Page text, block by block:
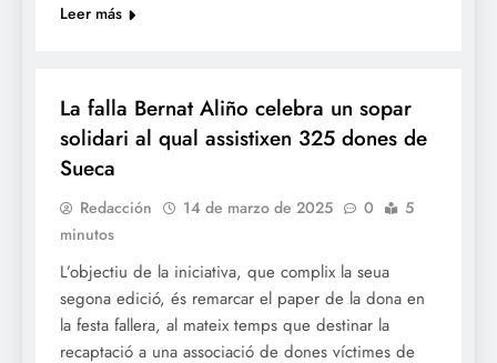
Leer más
La falla Bernat Aliño celebra un sopar
solidari al qual assistixen 325 dones de
Sueca
Redacción 14 de marzo de 2025 0
5
minutos
L’objectiu de la iniciativa, que complix la seua
segona edició, és remarcar el paper de la dona en
la festa fallera, al mateix temps que destinar la
recaptació a una associació de dones víctimes de